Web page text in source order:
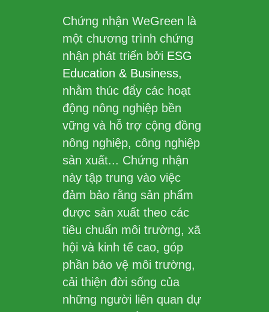
Chứng nhận WeGreen là
một chương trình chứng
nhận phát triển bởi ESG
Education & Business,
nhằm thúc đẩy các hoạt
động nông nghiệp bền
vững và hỗ trợ cộng đồng
nông nghiệp, công nghiệp
sản xuất... Chứng nhận
này tập trung vào việc
đảm bảo rằng sản phẩm
được sản xuất theo các
tiêu chuẩn môi trường, xã
hội và kinh tế cao, góp
phần bảo vệ môi trường,
cải thiện đời sống của
những người liên quan dự